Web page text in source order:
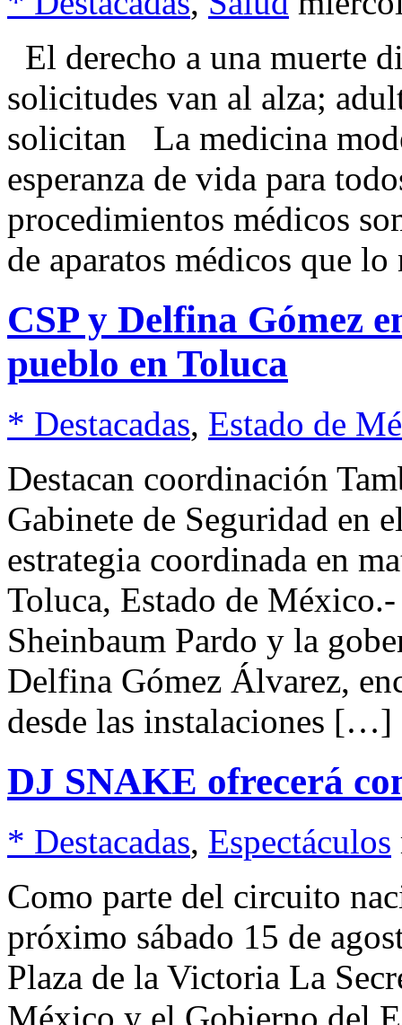
El derecho a una muerte
solicitudes van al alza;
solicitan La medicina
esperanza de vida para
procedimientos médicos
de aparatos médicos que
CSP y Delfina Gómez
pueblo en Toluca
* Destacadas, Estado de
Destacan coordinación
Gabinete de Seguridad en
estrategia coordinada en
Toluca, Estado de
Sheinbaum Pardo y la
Delfina Gómez Álvarez,
desde las instalaciones […]
DJ SNAKE ofrecerá
* Destacadas, Espectáculos
Como parte del circuito
próximo sábado 15 de
Plaza de la Victoria La